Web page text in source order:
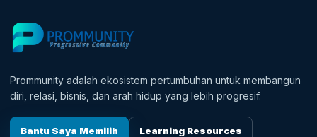
Prommunity adalah ekosistem pertumbuhan untuk membangun
diri, relasi, bisnis, dan arah hidup yang lebih progresif.
Bantu Saya Memilih Learning Resources